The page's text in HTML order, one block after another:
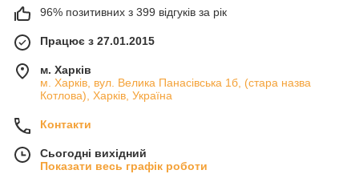
сотих часток грама, що важливо в деяких областях
Простота конструкции— в электронных весах нет сложных
взвешивание.
Компактность и надежность— электронные весы
помещаются в кухонном шкафу или под кроватью
(напольные). Корпус из нержавеющей стали предохраняет
приборы от влияния влаги, перепадов температур.
Широкий спектр дополнительных функций
«тара», сброс до нуля и т.д..
96% позитивних з 399 відгуків за рік
Працює з 27.01.2015
м. Харків
м. Харків, вул. Велика Панасівська 1б, (стара назва
Котлова), Харків, Україна
Контакти
Сьогодні вихідний
Показати весь графік роботи